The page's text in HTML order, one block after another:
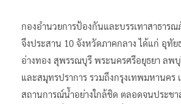
กองอำนวยการป้องกันและบรรเทาสาธาร
จึงประสาน 10 จังหวัดภาคกลาง ได้แก่ อุทั
อ่างทอง สุพรรณบุรี พระนครศรีอยุธยา ล
และสมุทรปราการ รวมถึงกรุงเทพมหานคร
สถานการณ์น้ำอย่างใกล้ชิด ตลอดจนประช